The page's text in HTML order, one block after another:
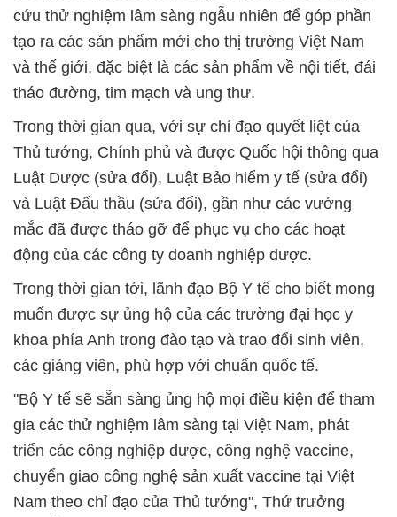
cứu thử nghiệm lâm sàng ngẫu nhiên để góp phần
tạo ra các sản phẩm mới cho thị trường Việt Nam
và thế giới, đặc biệt là các sản phẩm về nội tiết, đái
tháo đường, tim mạch và ung thư.
Trong thời gian qua, với sự chỉ đạo quyết liệt của
Thủ tướng, Chính phủ và được Quốc hội thông qua
Luật Dược (sửa đổi), Luật Bảo hiểm y tế (sửa đổi)
và Luật Đấu thầu (sửa đổi), gần như các vướng
mắc đã được tháo gỡ để phục vụ cho các hoạt
động của các công ty doanh nghiệp dược.
Trong thời gian tới, lãnh đạo Bộ Y tế cho biết mong
muốn được sự ủng hộ của các trường đại học y
khoa phía Anh trong đào tạo và trao đổi sinh viên,
các giảng viên, phù hợp với chuẩn quốc tế.
"Bộ Y tế sẽ sẵn sàng ủng hộ mọi điều kiện để tham
gia các thử nghiệm lâm sàng tại Việt Nam, phát
triển các công nghiệp dược, công nghệ vaccine,
chuyển giao công nghệ sản xuất vaccine tại Việt
Nam theo chỉ đạo của Thủ tướng", Thứ trưởng